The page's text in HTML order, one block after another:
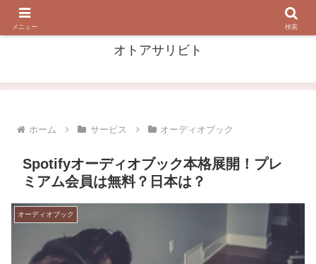
オトアサリビト
ホーム サービス オーディオブック
Spotifyオーディオブック本格展開！プレ
ミアム会員は無料？日本は？
オーディオブック
メニュー 検索